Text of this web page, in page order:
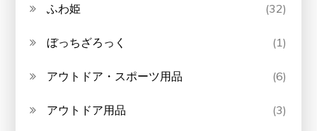
ふわ姫 (32)
ぼっちざろっく (1)
アウトドア・スポーツ用品 (6)
アウトドア用品 (3)